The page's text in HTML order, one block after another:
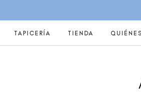
TAPICERÍA TIENDA